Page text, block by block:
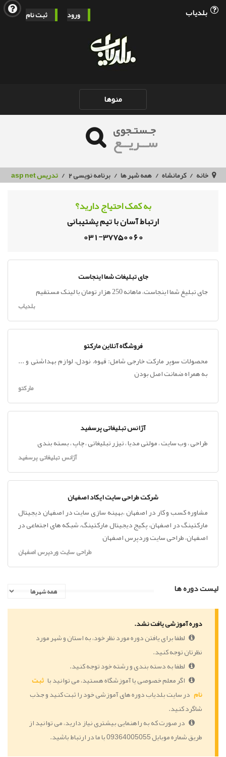
ورود ثبت نام بلدیاب
Toggle
navigation
منوها
جـستـجوی
ســریــع
خانه کرمانشاه همه شهر ها برنامه نویسی 2 تدریس asp net
به کمک احتیاج دارید؟
ارتباط آسان با تیم پشتیبانی
031-37750060
جای تبلیغات شما اینجاست
جای تبلیغ شما اینجاست، ماهانه 250 هزار تومان با لینک مستقیم
بلدیاب
فروشگاه آنلاین مارکتو
محصولات سوپر مارکت خارجی شامل: قهوه، نودل، لوازم بهداشتی و ...
به همراه ضمانت اصل بودن
مارکتو
آژانس تبلیغاتی پرسفید
طراحی ، وب سایت ، مولتی مدیا ، تیزر تبلیغاتی ، چاپ ، بسته بندی
آژانس تبلیغاتی پرسفید
شرکت طراحی سایت ایکاد اصفهان
مشاوره کسب و کار در اصفهان ،بهینه سازی سایت در اصفهان دیجیتال
مارکتینگ در اصفهان، پکیج دیجیتال مارکتینگ، شبکه های اجتماعی در
اصفهان، طراحی سایت وردپرس اصفهان
طراحی سایت وردپرس اصفهان
لیست دوره ها
دوره آموزشی یافت نشد.
لطفا برای یافتن دوره مورد نظر خود، به استان و شهر مورد
نظرتان توجه کنید.
لطفا به دسته بندی و رشته خود توجه کنید.
اگر معلم خصوصی یا آموزشگاه هستید، می توانید با ثبت
نام در سایت بلدیاب دوره های آموزشی خود را ثبت کنید و جذب
شاگرد کنید.
در صورت که به راهنمایی بیشتری نیاز دارید، می توانید از
طریق شماره موبایل 09364005055 با ما در ارتباط باشید.